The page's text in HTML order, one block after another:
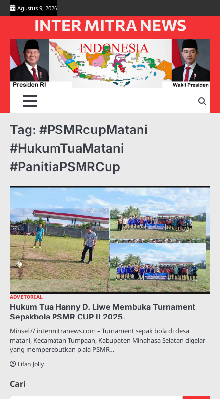
Skip
to
Agustus 9, 2026
INTER MITRA NEWS
Tag: #PSMRcupMatani
#HukumTuaMatani
#PanitiaPSMRCup
ADVETORIAL
Hukum Tua Hanny D. Liwe Membuka Turnament
Sepakbola PSMR CUP II 2025.
Minsel // intermitranews.com – Turnament sepak bola di desa
matani, Kecamatan Tumpaan, Kabupaten Minahasa Selatan digelar
yang memperebutkan piala PSMR…
Lifan Jolly
Cari